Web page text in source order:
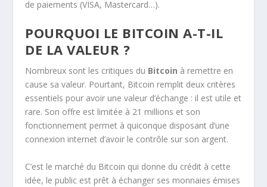
de paiements (VISA, Mastercard…).
POURQUOI LE BITCOIN A-T-IL
DE LA VALEUR ?
Nombreux sont les critiques du Bitcoin à remettre en
cause sa valeur. Pourtant, Bitcoin remplit deux critères
essentiels pour avoir une valeur d’échange : il est utile et
rare. Son offre est limitée à 21 millions et son
fonctionnement permet à quiconque disposant d’une
connexion internet d’avoir le contrôle sur son argent.
C’est le marché du Bitcoin qui donne du crédit à cette
idée, le public est prêt à échanger ses monnaies émises